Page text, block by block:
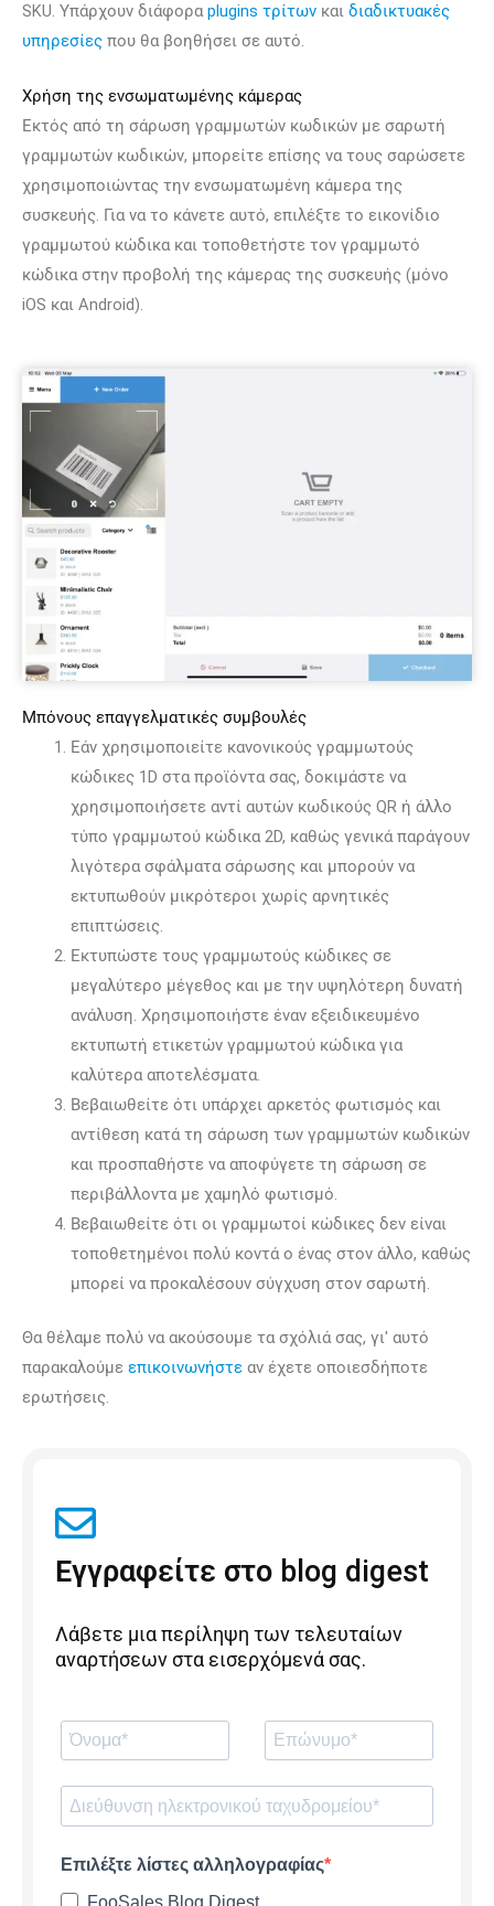
SKU. Υπάρχουν διάφοραplugins τρίτων και διαδικτυακές
υπηρεσίες που θα βοηθήσει σε αυτό.
Χρήση της ενσωματωμένης κάμερας
Εκτός από τη σάρωση γραμμωτών κωδικών με σαρωτή
γραμμωτών κωδικών, μπορείτε επίσης να τους σαρώσετε
χρησιμοποιώντας την ενσωματωμένη κάμερα της
συσκευής. Για να το κάνετε αυτό, επιλέξτε το εικονίδιο
γραμμωτού κώδικα και τοποθετήστε τον γραμμωτό
κώδικα στην προβολή της κάμερας της συσκευής (μόνο
iOS και Android).
Μπόνους επαγγελματικές συμβουλές
Εάν χρησιμοποιείτε κανονικούς γραμμωτούς
κώδικες 1D στα προϊόντα σας, δοκιμάστε να
χρησιμοποιήσετε αντί αυτών κωδικούς QR ή άλλο
τύπο γραμμωτού κώδικα 2D, καθώς γενικά παράγουν
λιγότερα σφάλματα σάρωσης και μπορούν να
εκτυπωθούν μικρότεροι χωρίς αρνητικές
επιπτώσεις.
Εκτυπώστε τους γραμμωτούς κώδικες σε
μεγαλύτερο μέγεθος και με την υψηλότερη δυνατή
ανάλυση. Χρησιμοποιήστε έναν εξειδικευμένο
εκτυπωτή ετικετών γραμμωτού κώδικα για
καλύτερα αποτελέσματα.
Βεβαιωθείτε ότι υπάρχει αρκετός φωτισμός και
αντίθεση κατά τη σάρωση των γραμμωτών κωδικών
και προσπαθήστε να αποφύγετε τη σάρωση σε
περιβάλλοντα με χαμηλό φωτισμό.
Βεβαιωθείτε ότι οι γραμμωτοί κώδικες δεν είναι
τοποθετημένοι πολύ κοντά ο ένας στον άλλο, καθώς
μπορεί να προκαλέσουν σύγχυση στον σαρωτή.
Θα θέλαμε πολύ να ακούσουμε τα σχόλιά σας, γι' αυτό
παρακαλούμε επικοινωνήστε αν έχετε οποιεσδήποτε
ερωτήσεις.
Εγγραφείτε στο blog digest
Λάβετε μια περίληψη των τελευταίων
αναρτήσεων στα εισερχόμενά σας.
Επιλέξτε λίστες αλληλογραφίας
FooSales Blog Digest